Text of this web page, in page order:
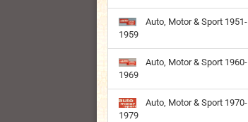
Auto, Motor & Sport 1951-
1959
Auto, Motor & Sport 1960-
1969
Auto, Motor & Sport 1970-
1979